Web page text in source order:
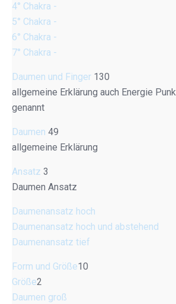
4° Chakra -
5° Chakra -
6° Chakra -
7° Chakra -
Daumen und Finger 130
allgemeine Erklärung auch Energie
genannt
Daumen 49
allgemeine Erklärung
Ansatz 3
Daumen Ansatz
Daumenansatz hoch
Daumenansatz hoch und abstehend
Daumenansatz tief
Form und Größe10
Größe2
Daumen groß